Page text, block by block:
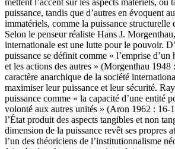
mettent l’accent sur les aspects matériels, ou
puissance, tandis que d’autres en évoquent
immatériels, comme la puissance structurelle
Selon le penseur réaliste Hans J.
internationale est une lutte pour le pouvoir.
puissance se définit comme « l’emprise d’un
et les actions des autres » (Morgenthau 1948
caractère anarchique de la société
maximiser leur puissance et leur sécurité.
puissance comme « la capacité d’une entité
volonté aux autres unités » (Aron 1962 : 16-
l’État produit des aspects tangibles et non
dimension de la puissance revêt ses propres
l’un des théoriciens de l’institutionnalisme